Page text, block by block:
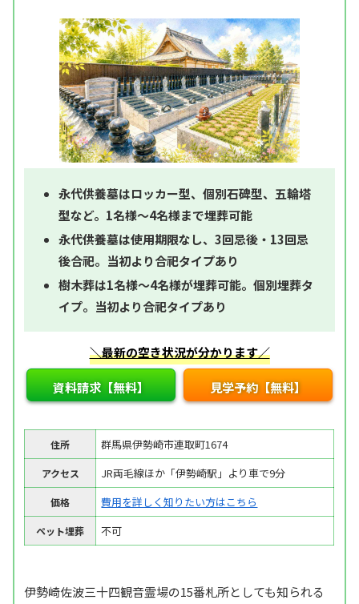
永代供養墓はロッカー型、個別石碑型、五輪塔
型など。1名様～4名様まで埋葬可能
永代供養墓は使用期限なし、3回忌後・13回忌
後合祀。当初より合祀タイプあり
樹木葬は1名様～4名様が埋葬可能。個別埋葬タ
イプ。当初より合祀タイプあり
＼最新の空き状況が分かります／
資料請求【無料】 見学予約【無料】
住所 群馬県伊勢崎市連取町1674
アクセス JR両毛線ほか「伊勢崎駅」より車で9分
価格 費用を詳しく知りたい方はこちら
ペット埋葬 不可
伊勢崎佐波三十四観音霊場の15番札所としても知られる